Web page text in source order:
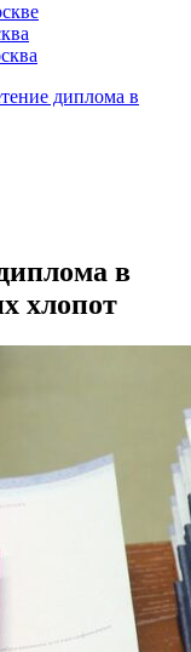
диплома в
в
хлопот